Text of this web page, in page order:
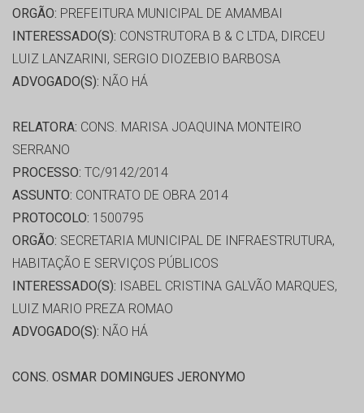
ORGÃO: PREFEITURA MUNICIPAL DE AMAMBAI
INTERESSADO(S): CONSTRUTORA B & C LTDA, DIRCEU
LUIZ LANZARINI, SERGIO DIOZEBIO BARBOSA
ADVOGADO(S): NÃO HÁ
RELATORA: CONS. MARISA JOAQUINA MONTEIRO
SERRANO
PROCESSO: TC/9142/2014
ASSUNTO: CONTRATO DE OBRA 2014
PROTOCOLO: 1500795
ORGÃO: SECRETARIA MUNICIPAL DE INFRAESTRUTURA,
HABITAÇÃO E SERVIÇOS PÚBLICOS
INTERESSADO(S): ISABEL CRISTINA GALVÃO MARQUES,
LUIZ MARIO PREZA ROMAO
ADVOGADO(S): NÃO HÁ
CONS. OSMAR DOMINGUES JERONYMO